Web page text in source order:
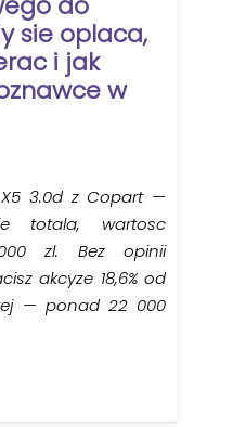
sie oplaca,
i jak
w
X5 3.0d z Copart —
totala, wartosc
zl. Bez opinii
akcyze 18,6% od
— ponad 22 000